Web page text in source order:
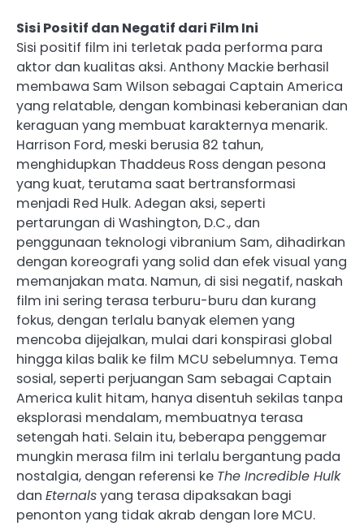
Sisi Positif dan Negatif dari Film Ini
Sisi positif film ini terletak pada performa para
aktor dan kualitas aksi. Anthony Mackie berhasil
membawa Sam Wilson sebagai Captain America
yang relatable, dengan kombinasi keberanian dan
keraguan yang membuat karakternya menarik.
Harrison Ford, meski berusia 82 tahun,
menghidupkan Thaddeus Ross dengan pesona
yang kuat, terutama saat bertransformasi
menjadi Red Hulk. Adegan aksi, seperti
pertarungan di Washington, D.C., dan
penggunaan teknologi vibranium Sam, dihadirkan
dengan koreografi yang solid dan efek visual yang
memanjakan mata. Namun, di sisi negatif, naskah
film ini sering terasa terburu-buru dan kurang
fokus, dengan terlalu banyak elemen yang
mencoba dijejalkan, mulai dari konspirasi global
hingga kilas balik ke film MCU sebelumnya. Tema
sosial, seperti perjuangan Sam sebagai Captain
America kulit hitam, hanya disentuh sekilas tanpa
eksplorasi mendalam, membuatnya terasa
setengah hati. Selain itu, beberapa penggemar
mungkin merasa film ini terlalu bergantung pada
nostalgia, dengan referensi ke The Incredible Hulk
dan Eternalsyang terasa dipaksakan bagi
penonton yang tidak akrab dengan lore MCU.